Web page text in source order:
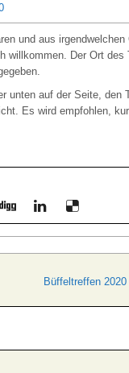
und aus irgendwelchen
willkommen. Der Ort des
unten auf der Seite, den
Es wird empfohlen,
Büffeltreffen